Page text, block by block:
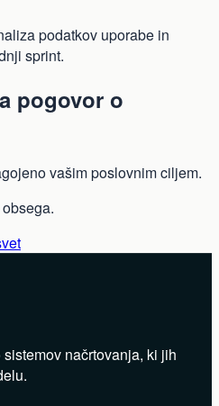
podatkov uporabe in
sprint.
pogovor o
vašim poslovnim ciljem.
načrtovanja, ki jih